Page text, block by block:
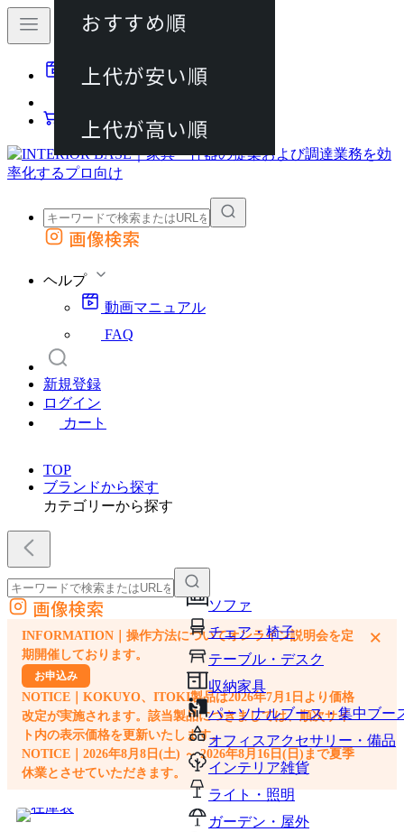
動画マニュアル
カート
外部サイトの商品をカートに追加
画像検索
ヘルプ
動画マニュアル
FAQ
新規登録
ログイン
カート
TOP
ブランドから探す
カテゴリーから探す
ソファ
チェア・椅子
テーブル・デスク
収納家具
パーソナルブース・集中ブー
オフィスアクセサリー・備品
インテリア雑貨
ライト・照明
ガーデン・屋外
外部サイトの商品をカートに追加
他のサイトで見つけた商品ページのURLを貼り付けて、カートに追加できます
画像検索
INFORMATION｜操作方法についてオンライン説明会を定
期開催しております。
お申込み
NOTICE｜KOKUYO、ITOKI製品は2026年7月1日より価格
改定が実施されます。該当製品につきましては、順次サイ
ト内の表示価格を更新いたします。
NOTICE｜2026年8月8日(土) ～ 2026年8月16日(日)まで夏季
休業とさせていただきます。
×
おすすめ順
上代が安い順
上代が高い順